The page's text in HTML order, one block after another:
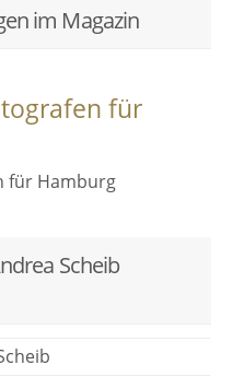
im Magazin
für
für Hamburg
Scheib